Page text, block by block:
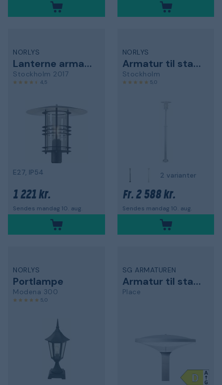
NORLYS
Lanterne armatur
Stockholm 2017
4,5
E27, IP54
1 221 kr.
Sendes mandag 10. aug.
NORLYS
Armatur til stang
Stockholm
5,0
2 varianter
Fr. 2 588 kr.
Sendes mandag 10. aug.
NORLYS
Portlampe
Modena 300
5,0
SG ARMATUREN
Armatur til stang
Place